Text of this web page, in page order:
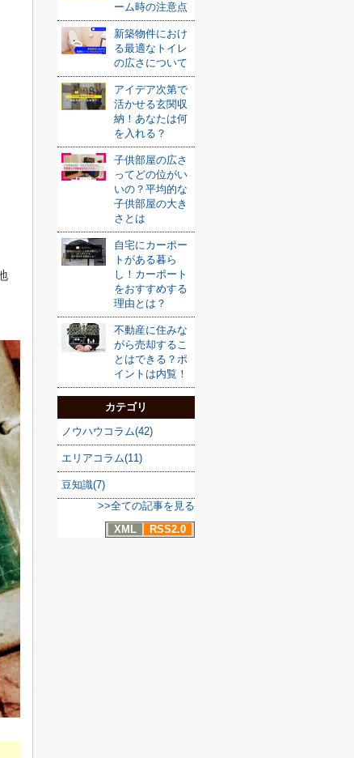
ーム時の注意点
新築物件におけ
る最適なトイレ
の広さについて
アイデア次第で
活かせる玄関収
納！あなたは何
を入れる？
子供部屋の広さ
ってどの位がい
いの？平均的な
子供部屋の大き
さとは
自宅にカーポー
トがある暮ら
し！カーポート
をおすすめする
理由とは？
不動産に住みな
がら売却するこ
とはできる？ポ
イントは内覧！
カテゴリ
ノウハウコラム(42)
エリアコラム(11)
豆知識(7)
>>全ての記事を見る
XML
RSS2.0